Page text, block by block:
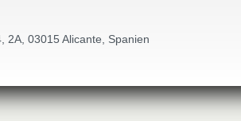
2A, 03015 Alicante, Spanien